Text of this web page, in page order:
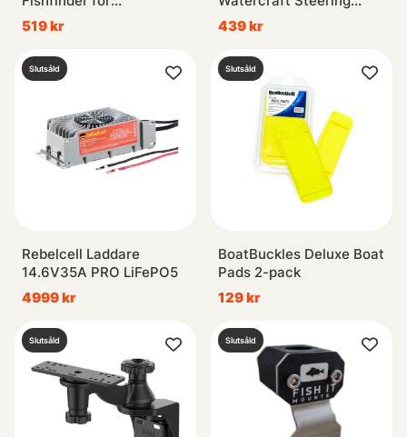
Outdoorbox
519 kr
Tension Plate
439 kr
Slutsåld
Rebelcell Laddare
14.6V35A PRO LiFePO5
4999 kr
Slutsåld
BoatBuckles Deluxe Boat
Pads 2-pack
129 kr
Slutsåld Slutsåld